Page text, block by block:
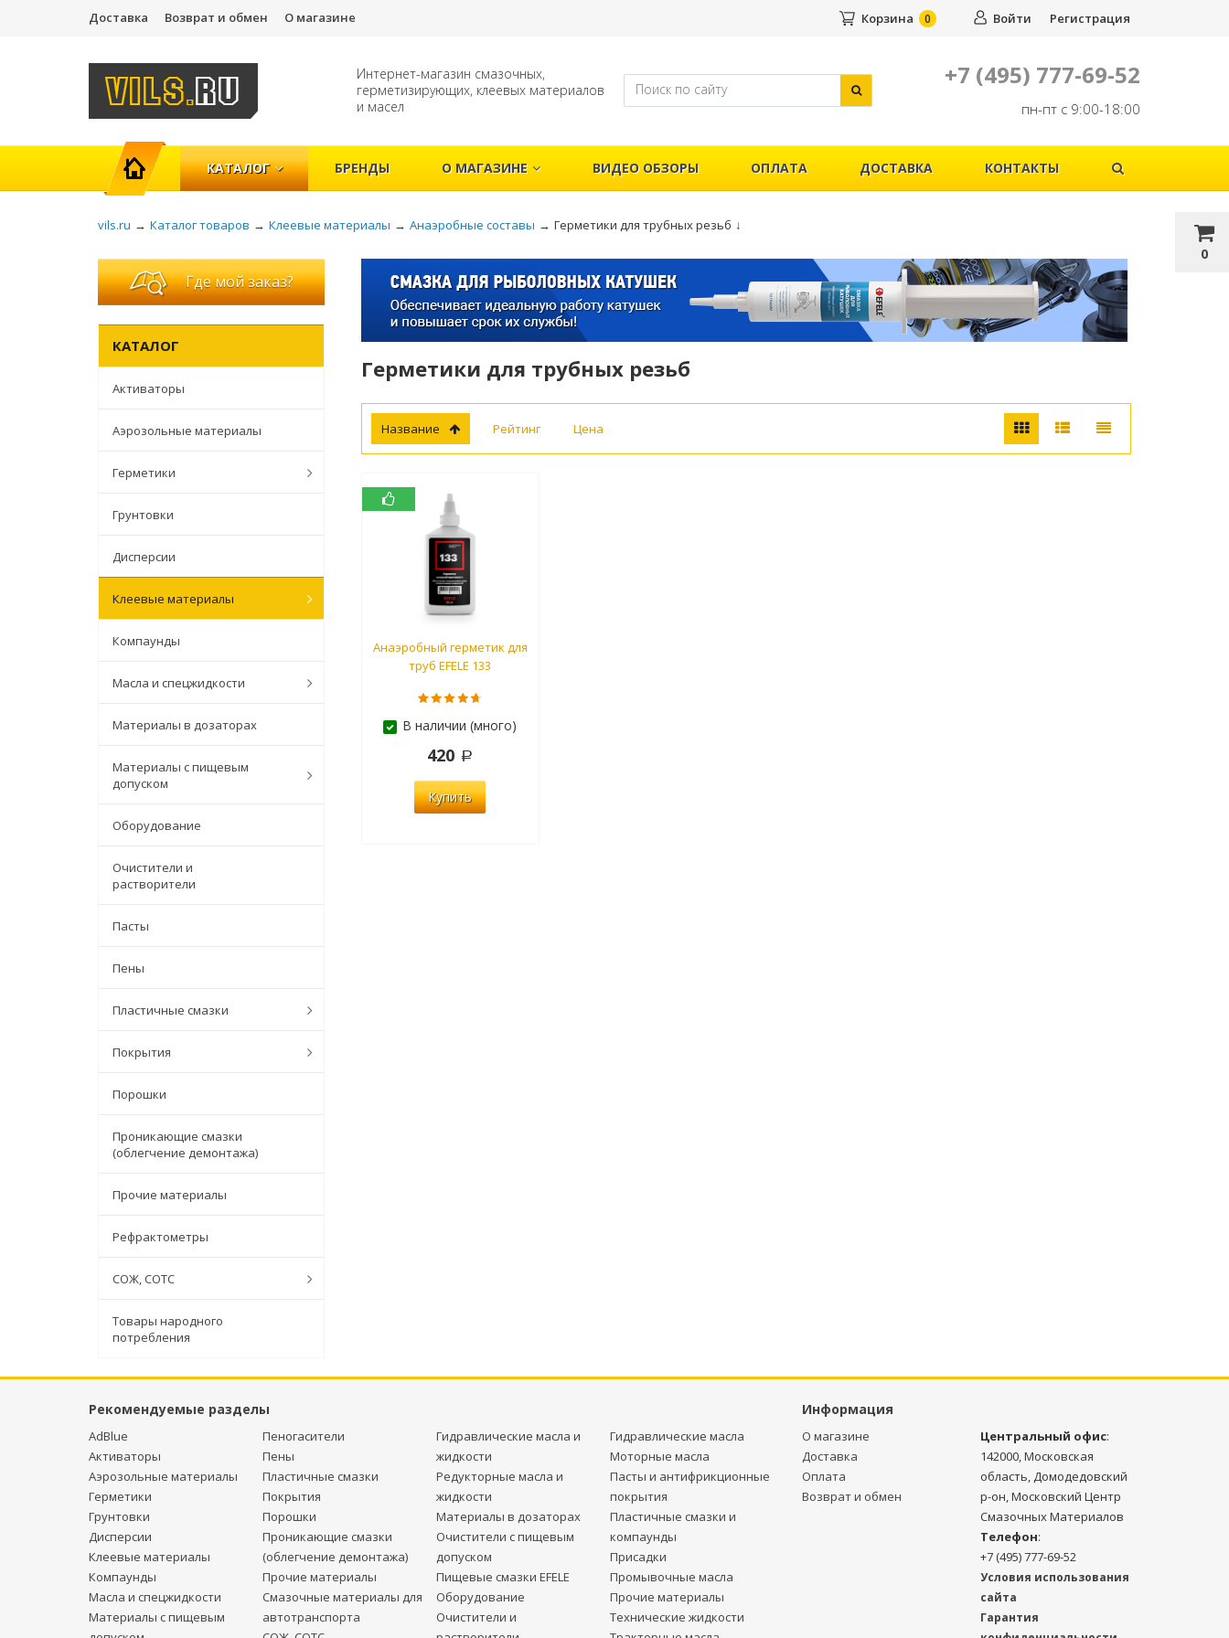
Доставка Возврат и обмен О магазине
0
Войти Регистрация
Корзина 0
Интернет-магазин смазочных,
герметизирующих, клеевых материалов
и масел
+7 (495) 777-69-52
пн-пт с 9:00-18:00
ГЛАВНАЯ
КАТАЛОГ БРЕНДЫ О МАГАЗИНЕ ВИДЕО ОБЗОРЫ ОПЛАТА ДОСТАВКА КОНТАКТЫ
vils.ru → Каталог товаров → Клеевые материалы → Анаэробные составы → Герметики для трубных резьб ↓
Где мой заказ?
КАТАЛОГ
Активаторы
Аэрозольные материалы
Герметики
Грунтовки
Дисперсии
Клеевые материалы
Компаунды
Масла и спецжидкости
Материалы в дозаторах
Материалы с пищевым
допуском
Оборудование
Очистители и
растворители
Пасты
Пены
Пластичные смазки
Покрытия
Порошки
Проникающие смазки
(облегчение демонтажа)
Прочие материалы
Рефрактометры
СОЖ, СОТС
Товары народного
потребления
Герметики для трубных резьб
Название Рейтинг Цена
Анаэробный герметик для
труб EFELE 133
В наличии (много)
420
Купить
Рекомендуемые разделы Информация
AdBlue
Активаторы
Аэрозольные материалы
Герметики
Грунтовки
Дисперсии
Клеевые материалы
Компаунды
Масла и спецжидкости
Материалы с пищевым
Пеногасители
Пены
Пластичные смазки
Покрытия
Порошки
Проникающие смазки
(облегчение демонтажа)
Прочие материалы
Смазочные материалы для
автотранспорта
Гидравлические масла и
жидкости
Редукторные масла и
жидкости
Материалы в дозаторах
Очистители с пищевым
допуском
Пищевые смазки EFELE
Оборудование
Очистители и
Гидравлические масла
Моторные масла
Пасты и антифрикционные
покрытия
Пластичные смазки и
компаунды
Присадки
Промывочные масла
Прочие материалы
Технические жидкости
О магазине
Доставка
Оплата
Возврат и обмен
Центральный офис:
142000, Московская
область, Домодедовский
р-он, Московский Центр
Смазочных Материалов
Телефон:
+7 (495) 777-69-52
Условия использования
сайта
Гарантия